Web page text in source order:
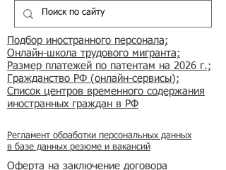
Подбор иностранного персонала;
Онлайн-школа трудового мигранта;
Размер платежей по патентам на 2026 г.;
Гражданство РФ (онлайн-сервисы);
Список центров временного содержания
иностранных граждан в РФ
Регламент обработки персональных данных
в базе данных резюме и вакансий
​Оферта на заключение договора